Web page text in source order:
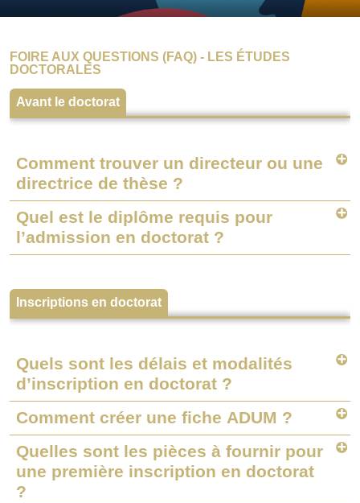
FOIRE AUX QUESTIONS (FAQ) - LES ÉTUDES
DOCTORALES
Avant le doctorat
Comment trouver un directeur ou une
directrice de thèse ?
Quel est le diplôme requis pour
l’admission en doctorat ?
Inscriptions en doctorat
Quels sont les délais et modalités
d’inscription en doctorat ?
Comment créer une fiche ADUM ?
Quelles sont les pièces à fournir pour
une première inscription en doctorat
?